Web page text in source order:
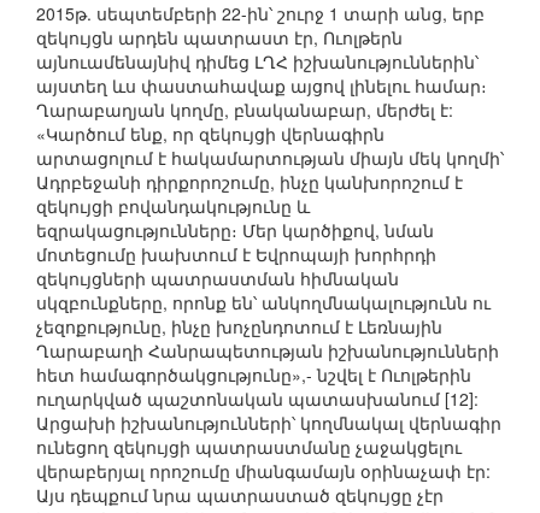
2015թ. սեպտեմբերի 22-ին՝ շուրջ 1 տարի անց, երբ
զեկույցն արդեն պատրաստ էր, Ուոլթերն
այնուամենայնիվ դիմեց ԼՂՀ իշխանություններին՝
այստեղ ևս փաստահավաք այցով լինելու համար։
Ղարաբաղյան կողմը, բնականաբար, մերժել է:
«Կարծում ենք, որ զեկույցի վերնագիրն
արտացոլում է հակամարտության միայն մեկ կողմի՝
Ադրբեջանի դիրքորոշումը, ինչը կանխորոշում է
զեկույցի բովանդակությունը և
եզրակացությունները։ Մեր կարծիքով, նման
մոտեցումը խախտում է Եվրոպայի խորհրդի
զեկույցների պատրաստման հիմնական
սկզբունքները, որոնք են՝ անկողմնակալությունն ու
չեզոքությունը, ինչը խոչընդոտում է Լեռնային
Ղարաբաղի Հանրապետության իշխանությունների
հետ համագործակցությունը»,- նշվել է Ուոլթերին
ուղարկված պաշտոնական պատասխանում [12]:
Արցախի իշխանությունների՝ կողմնակալ վերնագիր
ունեցող զեկույցի պատրաստմանը չաջակցելու
վերաբերյալ որոշումը միանգամայն օրինաչափ էր:
Այս դեպքում նրա պատրաստած զեկույցը չէր